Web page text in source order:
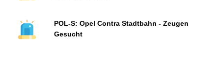
POL-S: Opel Contra Stadtbahn - Zeugen
Gesucht